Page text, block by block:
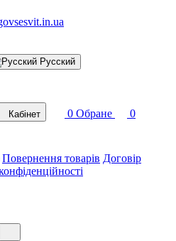
Русский
Кабінет 0 Обране
0
Повернення товарів Договір